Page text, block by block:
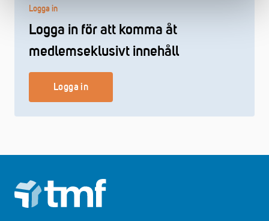
Logga in
Logga in för att komma åt
medlemseklusivt innehåll
Logga in
Footer